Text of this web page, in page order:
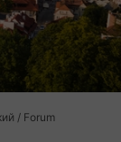
/ Forum